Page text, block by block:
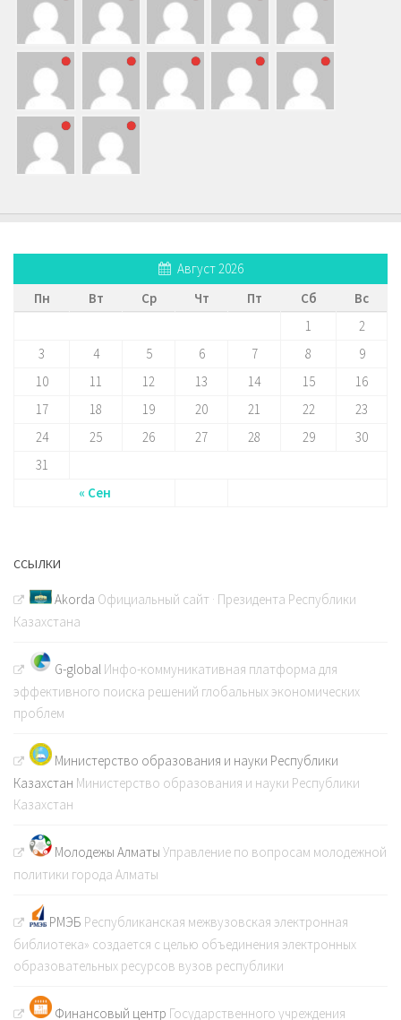
Август 2026
Пн
Вт Ср Чт Пт Сб Вс
« Сен
1
2
3
4 5 6 7 8
9
10
11 12 13 14 15
16
17
18 19 20 21 22
23
24
25 26 27 28 29
30
31
ССЫЛКИ
Akorda Официальный сайт · Президента Республики
Казахстана
G-global Инфо-коммуникативная платформа для
эффективного поиска решений глобальных экономических
проблем
Министерство образования и науки Республики
Казахстан Министерство образования и науки Республики
Казахстан
Молодежы Алматы Управление по вопросам молодежной
политики города Алматы
РМЭБ Республиканская межвузовская электронная
библиотека» создается с целью объединения электронных
образовательных ресурсов вузов республики
Финансовый центр Государственного учреждения